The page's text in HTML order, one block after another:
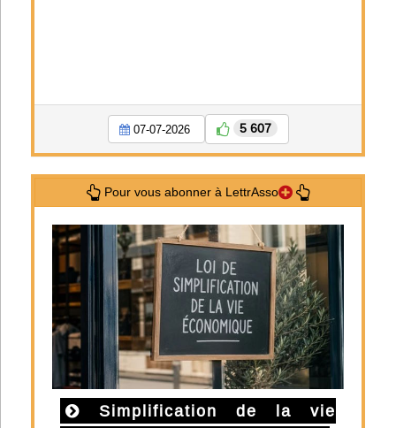
07-07-2026 5 607
Pour vous abonner à LettrAsso
Simplification de la vie